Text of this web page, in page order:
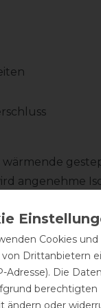
angenehme
Tragen im
elegante
im
für
Cookies
von Drittanbietern
Adresse). Die
berechtigten
ändern oder